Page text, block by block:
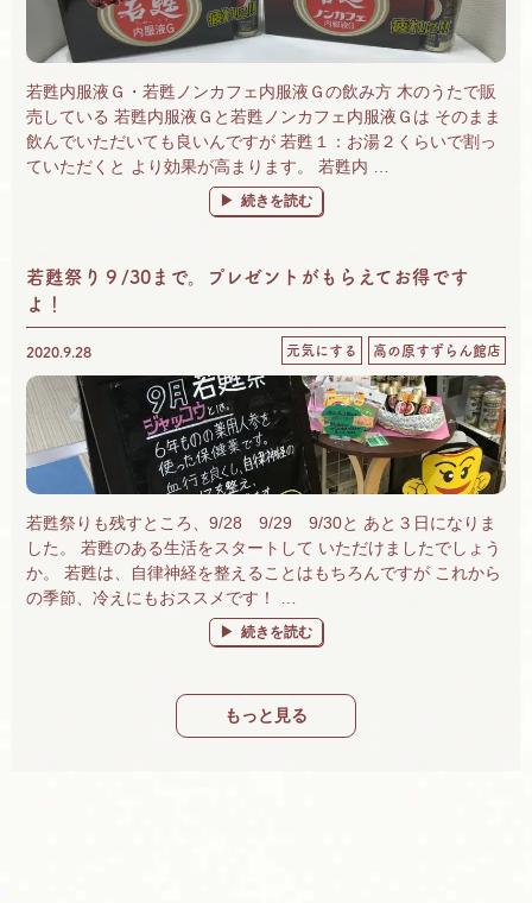
若甦内服液Ｇ・若甦ノンカフェ内服液Ｇの飲み方 木のうたで販
売している 若甦内服液Ｇと若甦ノンカフェ内服液Ｇは そのまま
飲んでいただいても良いんですが 若甦１：お湯２くらいで割っ
ていただくと より効果が高まります。 若甦内 …
“若甦内服液Ｇと若甦ノンカフェ内服液Ｇ” の
続きを読む
若甦祭り９/30まで。プレゼントがもらえてお得です
よ！
2020.9.28 元気にする 高の原すずらん館店
若甦祭りも残すところ、9/28 9/29 9/30と あと３日になりま
した。 若甦のある生活をスタートして いただけましたでしょう
か。 若甦は、自律神経を整えることはもちろんですが これから
の季節、冷えにもおススメです！ …
“若甦祭り９/30まで。プレゼントがもらえて
続きを読む
もっと見る